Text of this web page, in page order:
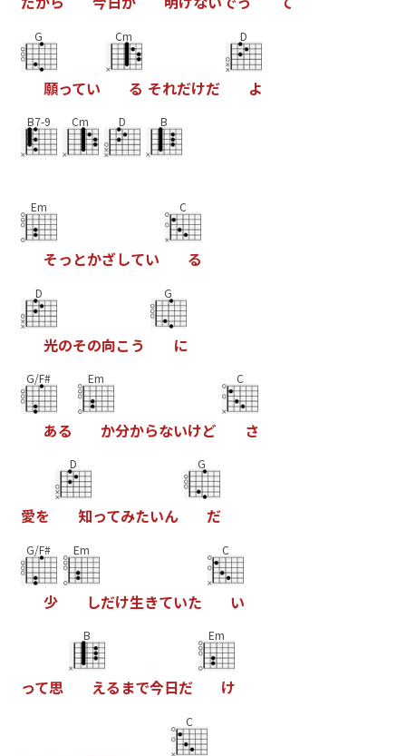
G
願ってい
Cm
る それだけだ
D
よ
B7-9 Cm D B
Em
そっ とかざしてい
C
る
D
光のその向こ う
G
に
G/F#
ある
Em
か分からないけど
C
さ
愛を
D
知ってみたいん
G
だ
G/F#
少
Em
しだけ生きていた
C
い
って思
B
える まで今日だ
Em
け
C